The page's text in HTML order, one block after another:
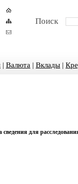
Поиск
| Валюта | Вклады |
сведения для